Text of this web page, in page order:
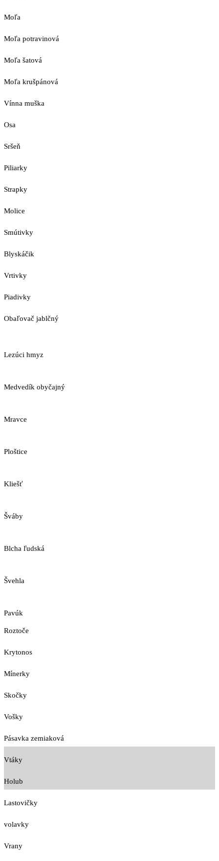
Moľa
Moľa potravinová
Moľa šatová
Moľa krušpánová
Vínna muška
Osa
Sršeň
Piliarky
Strapky
Molice
Smútivky
Blyskáčik
Vrtivky
Piadivky
Obaľovač jablčný
Lezúci hmyz
Medvedík obyčajný
Mravce
Ploštice
Kliešť
Šváby
Blcha ľudská
Švehla
Pavúk
Roztoče
Krytonos
Mínerky
Skočky
Vošky
Pásavka zemiaková
Vtáky
Holub
Lastovičky
volavky
Vrany